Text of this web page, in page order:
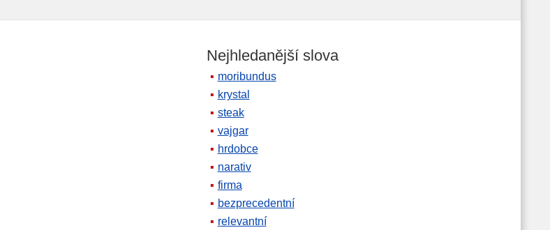
Nejhledanější slova
moribundus
krystal
steak
vajgar
hrdobce
narativ
firma
bezprecedentní
relevantní